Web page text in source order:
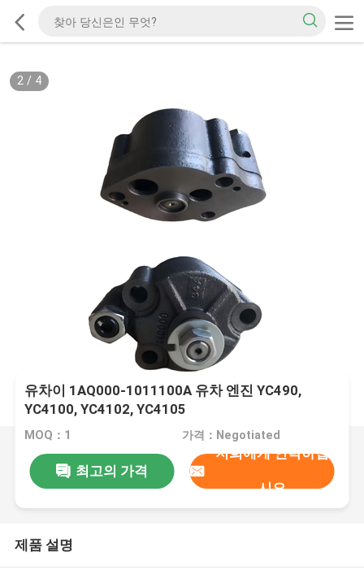
2/ 4
유차이 1AQ000-1011100A 유차 엔진 YC490,
YC4100, YC4102, YC4105
MOQ：1 가격：Negotiated
최고의 가격
저희에게 연락하십
시오
제품 설명